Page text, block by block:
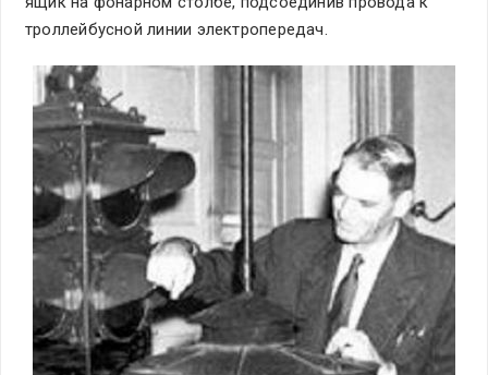
троллейбусной линии электропередач.